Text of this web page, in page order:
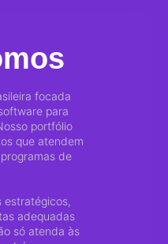
focada
para
portfólio
que atendem
de
estratégicos,
adequadas
só atenda às